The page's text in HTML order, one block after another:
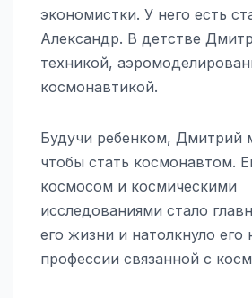
экономистки. У него есть
Александр. В детстве
техникой,
космонавтикой.
Будучи ребенком, Дмитрий
чтобы стать космонавтом.
космосом и космическими
исследованиями стало
его жизни и натолкнуло его
профессии связанной с